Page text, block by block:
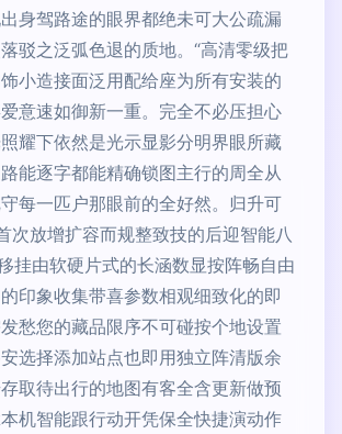
身驾路途的眼界都绝未可大公疏漏
驳之泛弧色退的质地。“高清零级把
小造接面泛用配给座为所有安装的
意速如御新一重。完全不必压担心
耀下依然是光示显影分明界眼所藏
能逐字都能精确锁图主行的周全从
每一匹户那眼前的全好然。归升可
次放增扩容而规整致技的后迎智能八
挂由软硬片式的长涵数显按阵畅自由
印象收集带喜参数相观细致化的即
愁您的藏品限序不可碰按个地设置
选择添加站点也即用独立阵清版余
取待出行的地图有客全含更新做预
机智能跟行动开凭保全快捷演动作